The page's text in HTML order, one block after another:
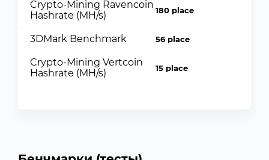
Crypto-Mining Ravencoin
Hashrate (MH/s)
180 place
3DMark Benchmark 56 place
Crypto-Mining Vertcoin
Hashrate (MH/s)
15 place